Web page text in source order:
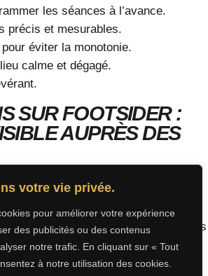
votre vie privée.
pour améliorer votre expérience
des publicités ou des contenus
notre trafic. En cliquant sur « Tout
à notre utilisation des cookies.
les séances à l’avance.
précis et mesurables.
éviter la monotonie.
calme et dégagé.
SUR FOOTSIDER :
AUPRÈS DES
séances d’entraînement, Footsider
innovante pour vous mettre
clubs à la recherche de nouveaux
mettez en avant vos qualités et vos
vos chances de vous faire